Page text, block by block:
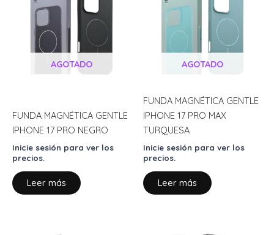
AGOTADO
FUNDA MAGNÉTICA GENTLE
IPHONE 17 PRO NEGRO
Inicie sesión para ver los
precios.
Leer más
AGOTADO
FUNDA MAGNÉTICA GENTLE
IPHONE 17 PRO MAX
TURQUESA
Inicie sesión para ver los
precios.
Leer más